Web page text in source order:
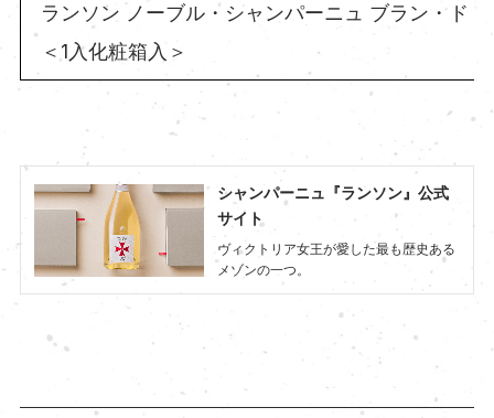
ランソン ノーブル・シャンパーニュ ブラン・ド・
＜1入化粧箱入＞
シャンパーニュ『ランソン』公式
サイト
ヴィクトリア女王が愛した最も歴史ある
メゾンの一つ。